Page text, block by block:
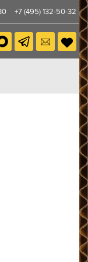
+7 (495) 132-50-32